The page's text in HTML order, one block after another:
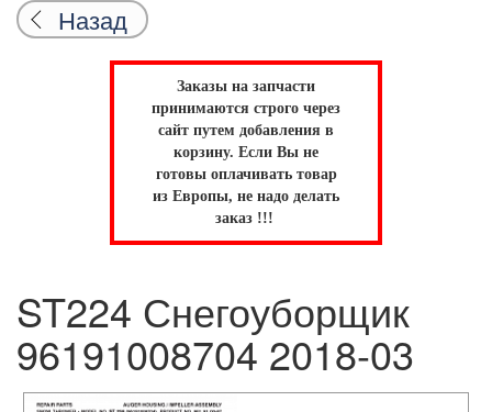
Назад
Заказы на запчасти
принимаются строго через
сайт путем добавления в
корзину. Если Вы не
готовы оплачивать товар
из Европы, не надо делать
заказ !!!
ST224 Снегоуборщик
96191008704 2018-03